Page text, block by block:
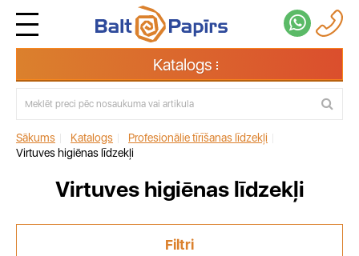
Katalogs
Sākums Katalogs Profesionālie tīrīšanas līdzekļi
Virtuves higiēnas līdzekļi
Virtuves higiēnas līdzekļi
Filtri